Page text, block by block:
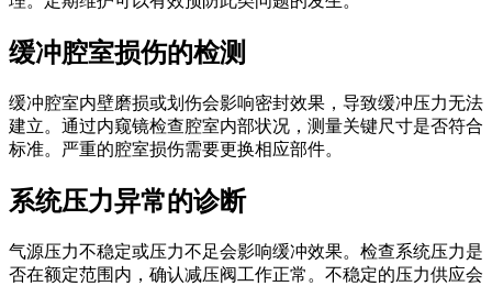
缓冲腔室损伤的检测
缓冲腔室内壁磨损或划伤会影响密封效果，导致缓冲压力无法
建立。通过内窥镜检查腔室内部状况，测量关键尺寸是否符合
标准。严重的腔室损伤需要更换相应部件。
系统压力异常的诊断
气源压力不稳定或压力不足会影响缓冲效果。检查系统压力是
否在额定范围内，确认减压阀工作正常。不稳定的压力供应会